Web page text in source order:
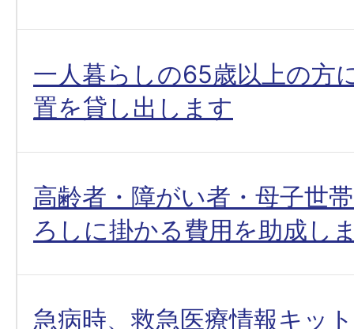
一人暮らしの65歳以上の方
置を貸し出します
高齢者・障がい者・母子世
ろしに掛かる費用を助成し
急病時、救急医療情報キッ